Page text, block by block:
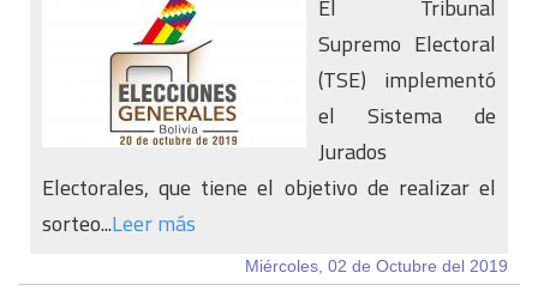
Supremo Electoral
(TSE) implementó
el Sistema de
Jurados
Electorales, que tiene el objetivo de realizar el
sorteo...Leer más
Miércoles, 02 de Octubre del 2019